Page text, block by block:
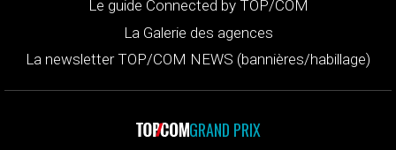
Le guide Connected by TOP/COM
La Galerie des agences
La newsletter TOP/COM NEWS (bannières/habillage)
GRAND PRIX